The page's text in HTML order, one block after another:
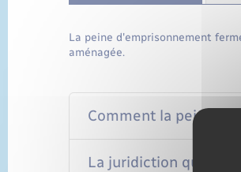
La peine d'emprisonnement
aménagée.
Comment la peine
La juridiction qui